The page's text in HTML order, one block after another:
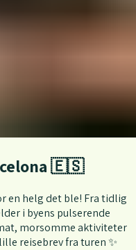
🇪🇸
en helg det ble! Fra tidlig
i byens pulserende
morsomme aktiviteter
reisebrev fra turen ✨